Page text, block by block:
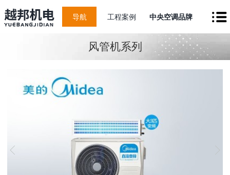
导航 工程案例 中央空调品牌
风管机系列